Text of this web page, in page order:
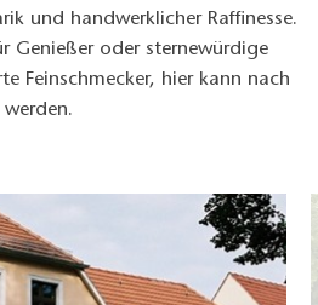
und handwerklicher Raffinesse.
Genießer oder sternewürdige
Feinschmecker, hier kann nach